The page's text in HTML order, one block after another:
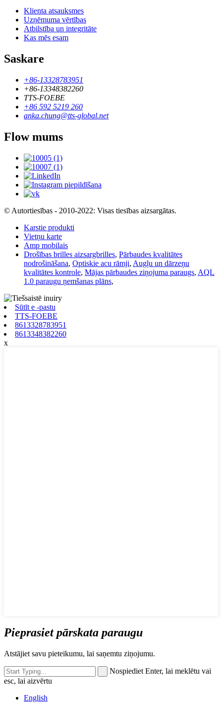
Klienta atsauksmes
Uzņēmuma vērtības
Atbilstība un integritāte
Kas mēs esam
Saskare
+86-13328783951
+86-13348382260
TTS-FOEBE
+86 592 5219 260
anka.chung@tts-global.net
Flow mums
© Autortiesības - 2010-2022: Visas tiesības aizsargātas.
Karstie produkti
Vietņu karte
Amp mobilais
Drošības brilles aizsargbrilles, Pārbaudes kvalitātes
nodrošināšana, Optiskie acu rāmji, Augļu un dārzeņu
kvalitātes kontrole, Mājas pārbaudes ziņojuma paraugs, AQL
1.0 paraugu ņemšanas plāns,
Sūtīt e -pastu
TTS-FOEBE
8613328783951
8613348382260
x
Pieprasiet pārskata paraugu
Atstājiet savu pieteikumu, lai saņemtu ziņojumu.
Nospiediet Enter, lai meklētu vai
esc, lai aizvērtu
English